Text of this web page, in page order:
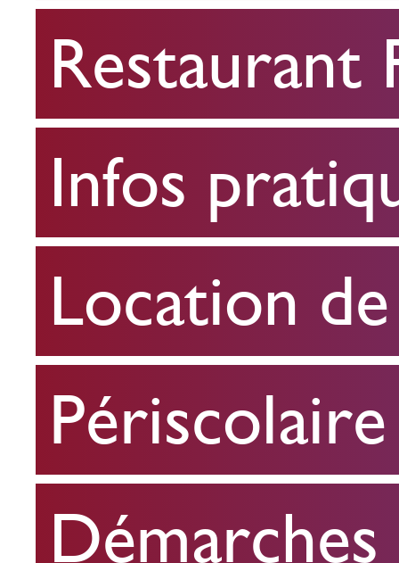
FPA
Infos
pratiques
Location
de
salle
Périscolaire
Restaurant
Infos
Location
Périscolaire